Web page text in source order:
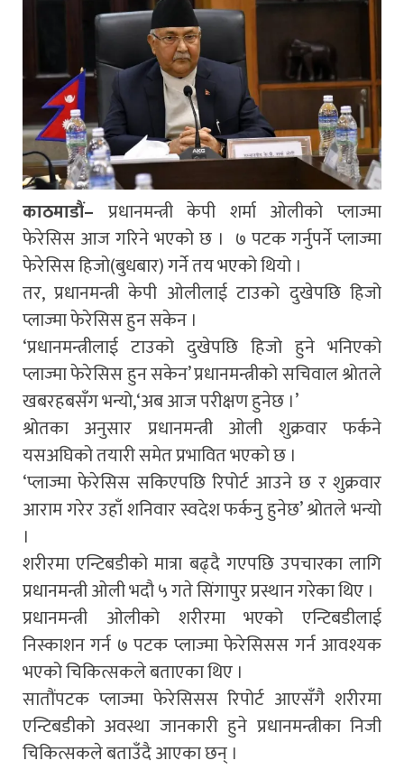
काठमाडौं– प्रधानमन्त्री केपी शर्मा ओलीको प्लाज्मा
फेरेसिस आज गरिने भएको छ । ७ पटक गर्नुपर्ने प्लाज्मा
फेरेसिस हिजो(बुधबार) गर्ने तय भएको थियो ।
तर, प्रधानमन्त्री केपी ओलीलाई टाउको दुखेपछि हिजो
प्लाज्मा फेरेसिस हुन सकेन ।
‘प्रधानमन्त्रीलाई टाउको दुखेपछि हिजो हुने भनिएको
प्लाज्मा फेरेसिस हुन सकेन’ प्रधानमन्त्रीको सचिवाल श्रोतले
खबरहबसँग भन्यो,‘अब आज परीक्षण हुनेछ ।’
श्रोतका अनुसार प्रधानमन्त्री ओली शुक्रवार फर्कने
यसअघिको तयारी समेत प्रभावित भएको छ ।
‘प्लाज्मा फेरेसिस सकिएपछि रिपोर्ट आउने छ र शुक्रवार
आराम गरेर उहाँ शनिवार स्वदेश फर्कनु हुनेछ’ श्रोतले भन्यो
।
शरीरमा एन्टिबडीको मात्रा बढ्दै गएपछि उपचारका लागि
प्रधानमन्त्री ओली भदौ ५ गते सिंगापुर प्रस्थान गरेका थिए ।
प्रधानमन्त्री ओलीको शरीरमा भएको एन्टिबडीलाई
निस्काशन गर्न ७ पटक प्लाज्मा फेरेसिसस गर्न आवश्यक
भएको चिकित्सकले बताएका थिए ।
सातौंपटक प्लाज्मा फेरेसिसस रिपोर्ट आएसँगै शरीरमा
एन्टिबडीको अवस्था जानकारी हुने प्रधानमन्त्रीका निजी
चिकित्सकले बताउँदै आएका छन् ।